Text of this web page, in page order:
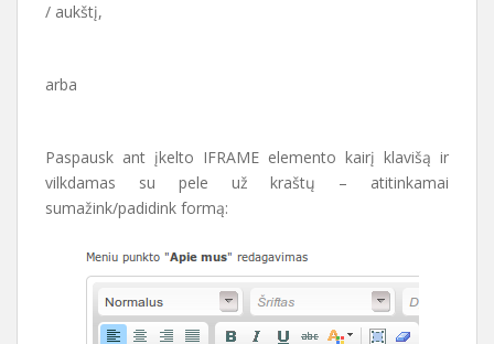
/ aukštį,
arba
Paspausk ant įkelto IFRAME elemento kairį klavišą ir
vilkdamas su pele už kraštų – atitinkamai
sumažink/padidink formą: